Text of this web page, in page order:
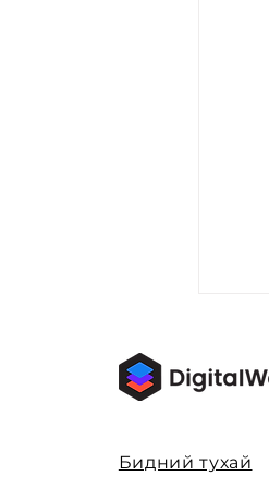
Бидний тухай